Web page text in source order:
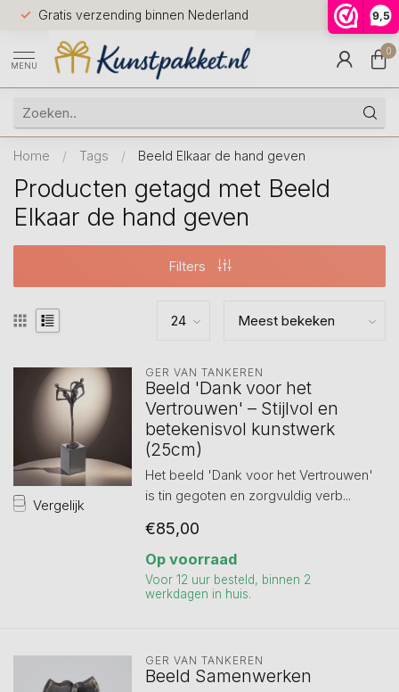
9,5
Gratis verzending binnen Nederland
Voor
huis
9.5
MENU
0
Home / Tags / Beeld Elkaar de hand geven
Producten getagd met Beeld
Elkaar de hand geven
Filters
Vergelijk
GER VAN TANKEREN
Beeld 'Dank voor het
Vertrouwen' – Stijlvol en
betekenisvol kunstwerk
(25cm)
Het beeld 'Dank voor het Vertrouwen'
is tin gegoten en zorgvuldig verb...
€85,00
Op voorraad
Voor 12 uur besteld, binnen 2
werkdagen in huis.
GER VAN TANKEREN
Beeld Samenwerken